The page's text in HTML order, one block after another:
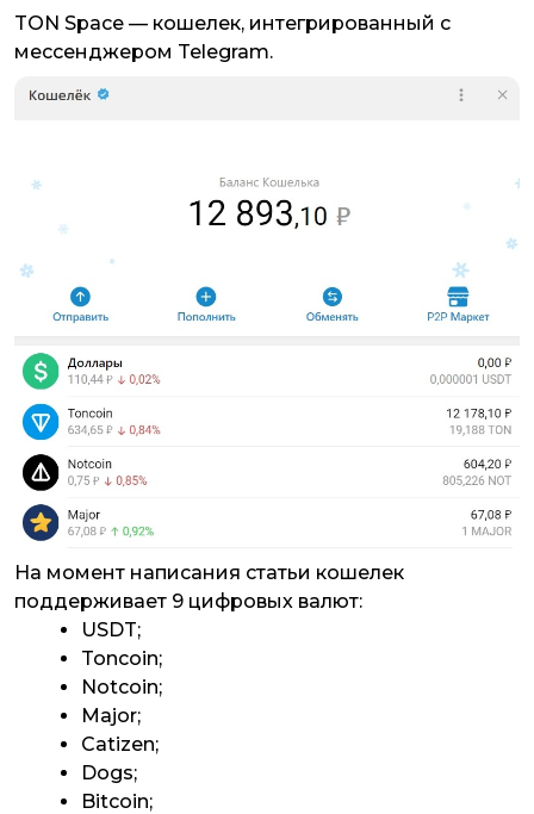
TON Space — кошелек, интегрированный с
мессенджером Telegram.
На момент написания статьи кошелек
поддерживает 9 цифровых валют:
USDT;
Toncoin;
Notcoin;
Major;
Catizen;
Dogs;
Bitcoin;